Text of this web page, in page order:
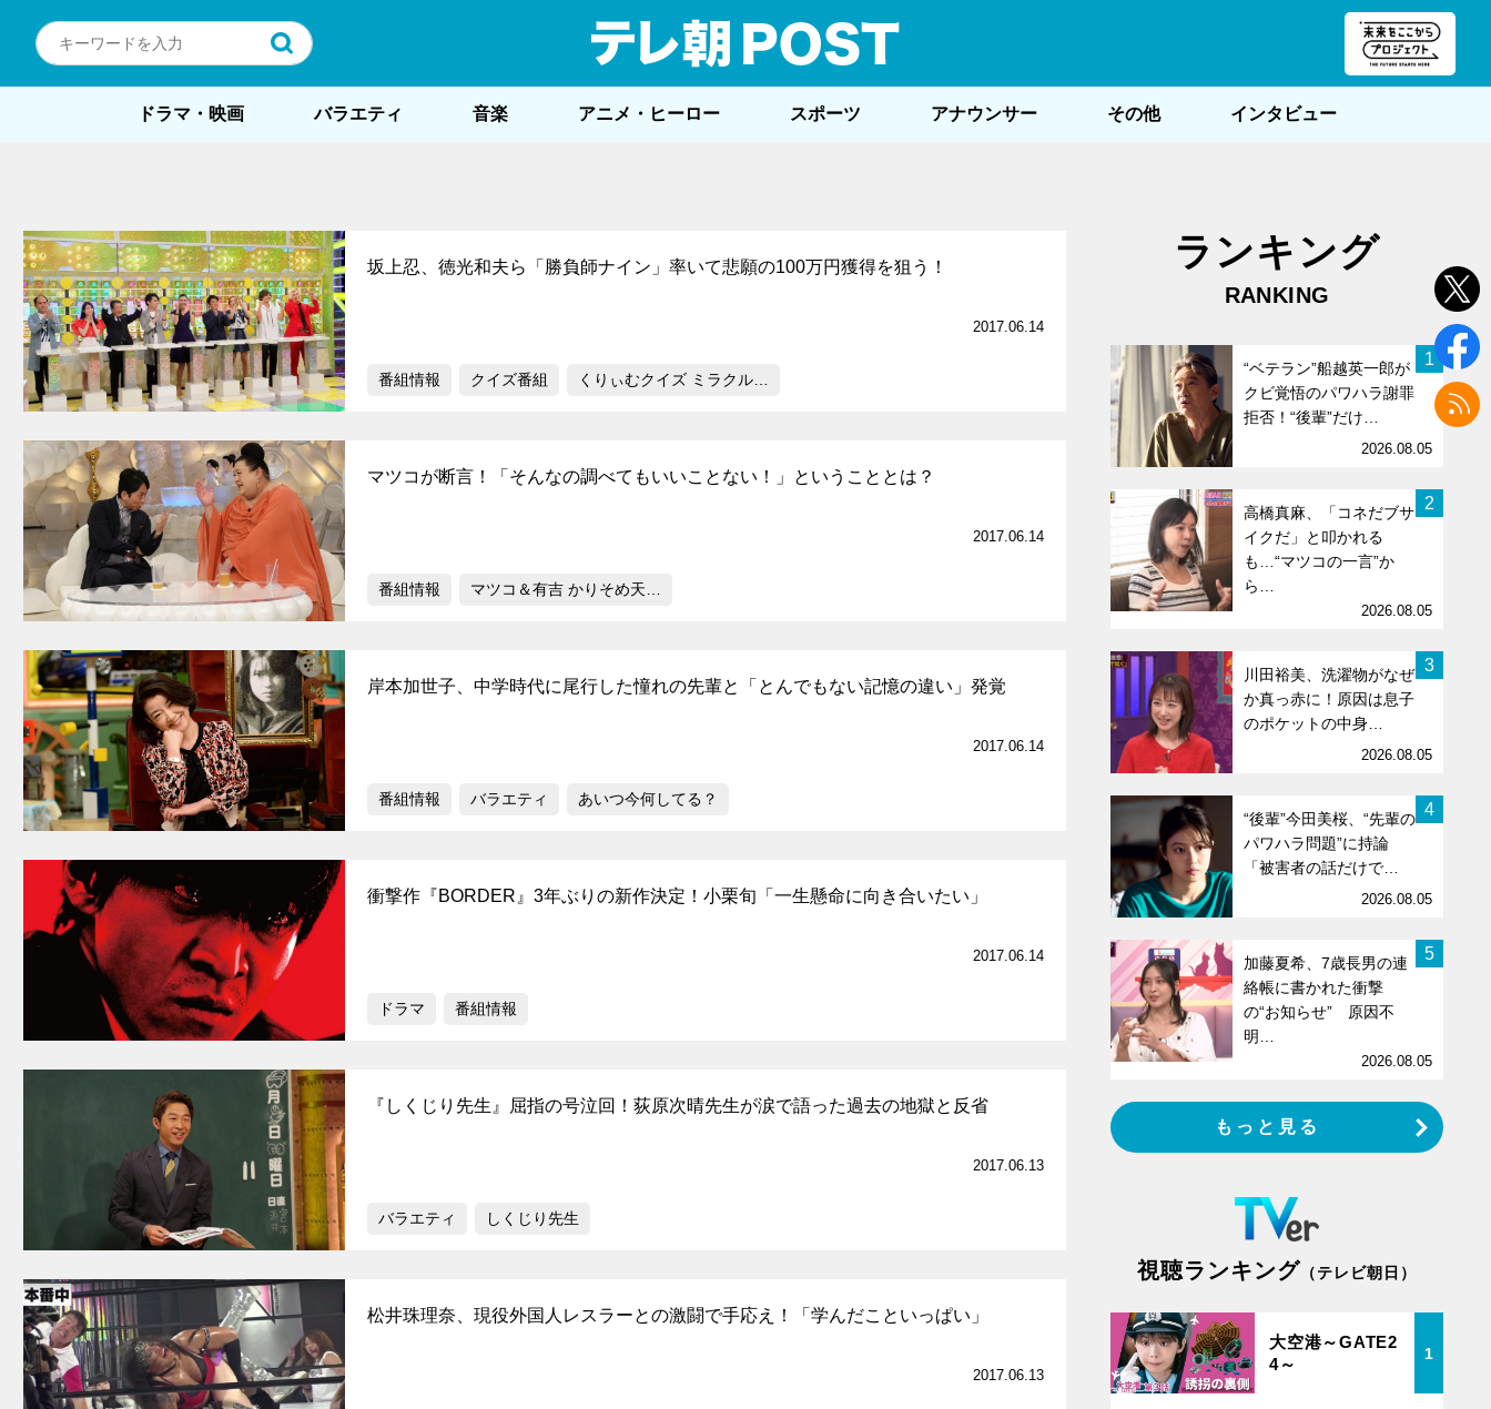
ドラマ・映画 バラエティ 音楽 アニメ・ヒーロー スポーツ アナウンサー その他 インタビュー
坂上忍、徳光和夫ら「勝負師ナイン」率いて悲願の100万円獲得を狙う！
2017.06.14
番組情報 クイズ番組 くりぃむクイズ ミラクル…
マツコが断言！「そんなの調べてもいいことない！」ということとは？
2017.06.14
番組情報 マツコ＆有吉 かりそめ天…
岸本加世子、中学時代に尾行した憧れの先輩と「とんでもない記憶の違い」発覚
2017.06.14
番組情報 バラエティ あいつ今何してる？
衝撃作『BORDER』3年ぶりの新作決定！小栗旬「一生懸命に向き合いたい」
2017.06.14
ドラマ 番組情報
『しくじり先生』屈指の号泣回！荻原次晴先生が涙で語った過去の地獄と反省
2017.06.13
バラエティ しくじり先生
松井珠理奈、現役外国人レスラーとの激闘で手応え！「学んだこといっぱい」
2017.06.13
ランキング
RANKING
1
“ベテラン”船越英一郎が
クビ覚悟のパワハラ謝罪
拒否！“後輩”だけ…
2026.08.05
2
高橋真麻、「コネだブサ
イクだ」と叩かれる
も…“マツコの一言”か
ら…
2026.08.05
3
川田裕美、洗濯物がなぜ
か真っ赤に！原因は息子
のポケットの中身…
2026.08.05
4
“後輩”今田美桜、“先輩の
パワハラ問題”に持論
「被害者の話だけで…
2026.08.05
5
加藤夏希、7歳長男の連
絡帳に書かれた衝撃
の“お知らせ” 原因不
明…
2026.08.05
もっと見る
視聴ランキング （テレビ朝日）
大空港～GATE2
4～
1